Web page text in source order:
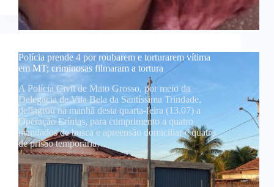
Polícia prende 4 por roubarem e torturarem vítima
em MT; criminosas filmaram a tortura
A Polícia Civil de Mato Grosso, por meio da
Delegacia de Vila Bela da Santíssima Trindade,
deflagrou na manhã desta quarta-feira (13.07) a
Operação Erínias, para cumprimento a quatro
mandados de busca e apreensão domiciliar e quatro
de prisão temporária…